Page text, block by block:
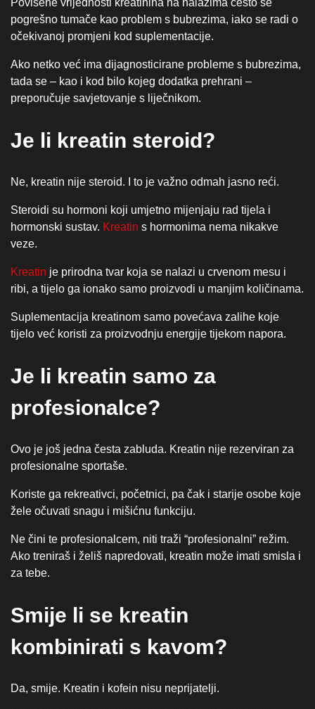
Povišene vrijednosti kreatinina na nalazima često se
pogrešno tumače kao problem s bubrezima, iako se radi o
očekivanoj promjeni kod suplementacije.
Ako netko već ima dijagnosticirane probleme s bubrezima,
tada se – kao i kod bilo kojeg dodatka prehrani –
preporučuje savjetovanje s liječnikom.
Je li kreatin steroid?
Ne, kreatin nije steroid. I to je važno odmah jasno reći.
Steroidi su hormoni koji umjetno mijenjaju rad tijela i
hormonski sustav. Kreatin s hormonima nema nikakve
veze.
Kreatin je prirodna tvar koja se nalazi u crvenom mesu i
ribi, a tijelo ga ionako samo proizvodi u manjim količinama.
Suplementacija kreatinom samo povećava zalihe koje
tijelo već koristi za proizvodnju energije tijekom napora.
Je li kreatin samo za
profesionalce?
Ovo je još jedna česta zabluda. Kreatin nije rezerviran za
profesionalne sportaše.
Koriste ga rekreativci, početnici, pa čak i starije osobe koje
žele očuvati snagu i mišićnu funkciju.
Ne čini te profesionalcem, niti traži “profesionalni” režim.
Ako treniraš i želiš napredovati, kreatin može imati smisla i
za tebe.
Smije li se kreatin
kombinirati s kavom?
Da, smije. Kreatin i kofein nisu neprijatelji.